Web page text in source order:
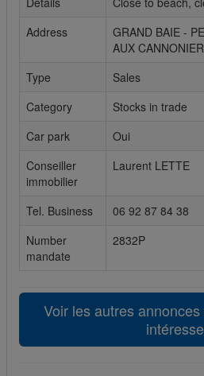
Cookies sociaux
sociaux afin que vous puissiez
Address
GRAND BAIE -
AUX
Type
Sales
Category
Stocks in trade
Car park
Oui
Conseiller
immobilier
Laurent LETTE
Tel. Business
06 92 87 84 38
Number
mandate
2832P
Voir les autres